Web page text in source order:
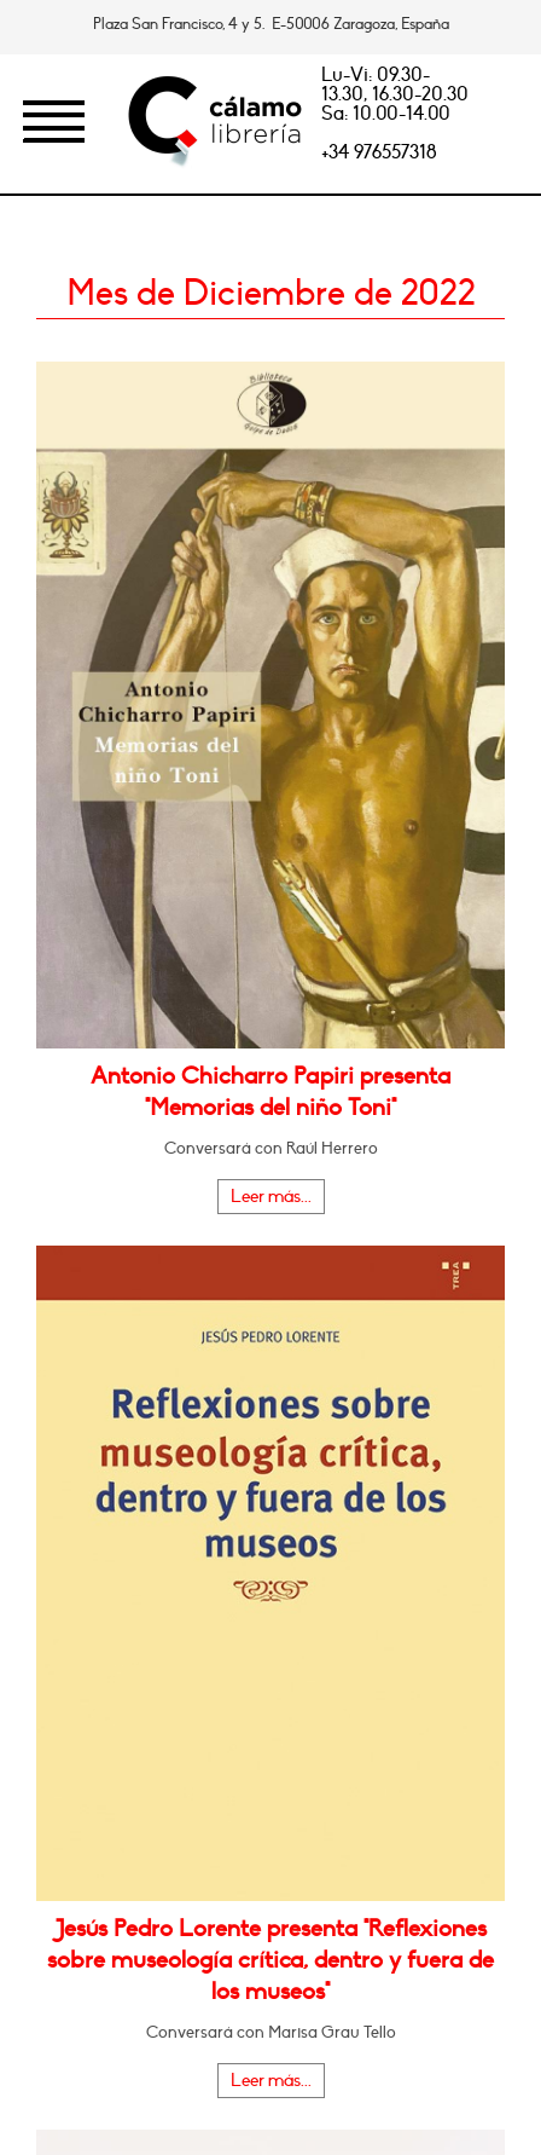
Plaza San Francisco, 4 y 5. E-50006 Zaragoza, España
Lu-Vi: 09.30-
13.30, 16.30-20.30
Sa: 10.00-14.00
+34 976557318
Mes de Diciembre de 2022
Antonio Chicharro Papiri presenta
"Memorias del niño Toni"
Conversará con Raúl Herrero
Leer más...
Jesús Pedro Lorente presenta "Reflexiones
sobre museología crítica, dentro y fuera de
los museos"
Conversará con Marisa Grau Tello
Leer más...